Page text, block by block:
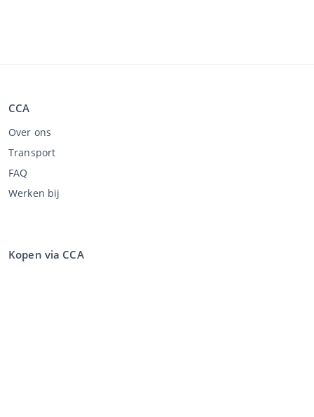
CCA
Over ons
Transport
FAQ
Werken bij
Kopen via CCA